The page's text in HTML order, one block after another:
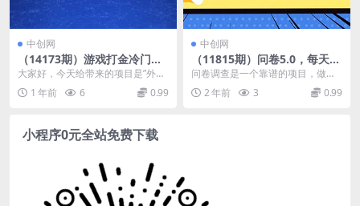
中创网
（14173期）游戏打金冷门蓝
海项目 手机简单操作 单机收
大家好，今天给带来的项目是”外面
收费3980游戏自动搬砖项目 小白轻
松上手 单号...
1 年前 6 0.99
中创网
（11815期）问卷5.0，每天花
点时间，日入100＋多做多
问卷调查是一个靠谱的项目，做着
很简单，就是用手机或电脑填一下
问卷，靠劳动搬砖赚钱...
2 年前 3 0.99
小程序0元全站免费下载